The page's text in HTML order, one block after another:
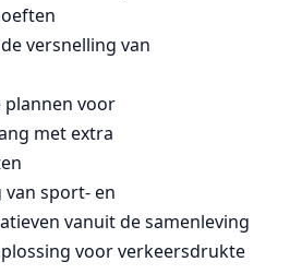
versnelling van
plannen voor
met extra
sport- en
vanuit de samenleving
voor verkeersdrukte